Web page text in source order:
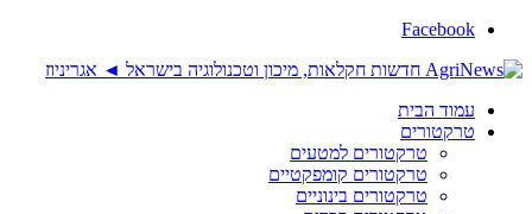
Facebook
עמוד הבית
טרקטורים
טרקטורים למטעים
טרקטורים קומפקטיים
טרקטורים בינוניים